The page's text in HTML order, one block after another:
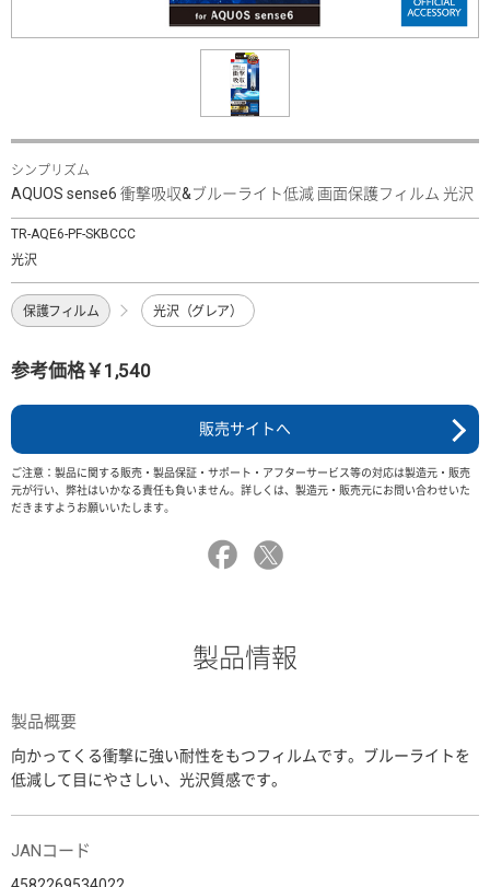
シンプリズム
AQUOS sense6 衝撃吸収&ブルーライト低減 画面保護フィルム 光沢
TR-AQE6-PF-SKBCCC
光沢
保護フィルム 光沢（グレア）
参考価格￥1,540
販売サイトへ
ご注意：製品に関する販売・製品保証・サポート・アフターサービス等の対応は製造元・販売
元が行い、弊社はいかなる責任も負いません。詳しくは、製造元・販売元にお問い合わせいた
だきますようお願いいたします。
製品情報
製品概要
向かってくる衝撃に強い耐性をもつフィルムです。ブルーライトを
低減して目にやさしい、光沢質感です。
JANコード